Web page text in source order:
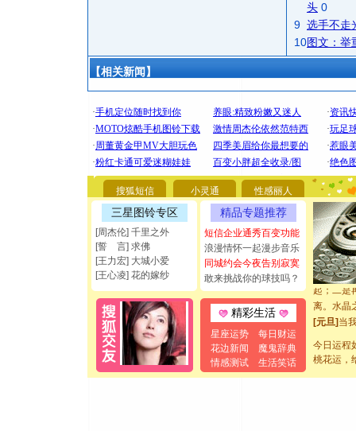
头 0
9 选手不走
10图文：举
【相关新闻】
搜狐短信 小灵通 性感丽人
三星图铃专区
[周杰伦] 千里之外
[誓 言] 求佛
[王力宏] 大城小爱
[王心凌] 花的嫁纱
精品专题推荐
短信企业通秀百变功能
浪漫情怀一起漫步音乐
同城约会今夜告别寂寞
敢来挑战你的球技吗？
精彩生活
星座运势
每日财运
花边新闻
魔鬼辞典
情感测试
生活笑话
[圣诞节]
你太多
要平安
[圣诞节]
能正大
[圣诞节]
如意,快
[元旦]看
断电。爱
你是我专
[元旦]如
起；二是
离。水晶
[元旦]当
卖了。水
[春节]风
颜！冬去
今日运程
桃花运，